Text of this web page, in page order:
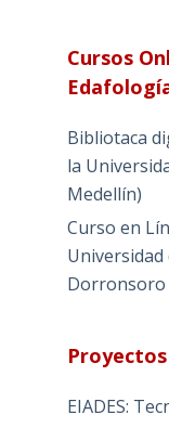
Cursos
Bibliotaca
la
Medellín)
Curso en
Universidad
Dorronsoro
EIADES: